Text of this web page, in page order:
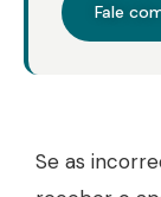
Fale
Se as